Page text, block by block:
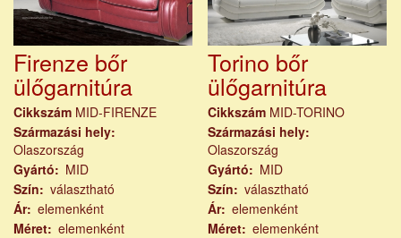
Firenze bőr
ülőgarnitúra
Cikkszám MID-FIRENZE
Származási hely
Olaszország
Gyártó
MID
Szín
választható
Ár elemenként
Méret elemenként
Torino bőr
ülőgarnitúra
Cikkszám MID-TORINO
Származási hely
Olaszország
Gyártó
MID
Szín
választható
Ár
elemenként
Méret
elemenként